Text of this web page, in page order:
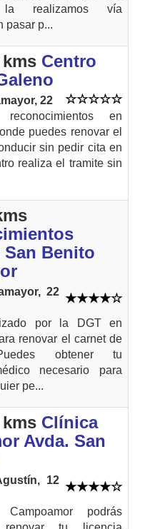
la realizamos vía
pasar p...
kms Centro
22
en
puedes renovar el
sin pedir cita en
realiza el tramite sin
Benito
22
por la DGT en
renovar el carnet de
obtener tu
necesario para
pe...
kms Clínica
Avda. San
12
podrás